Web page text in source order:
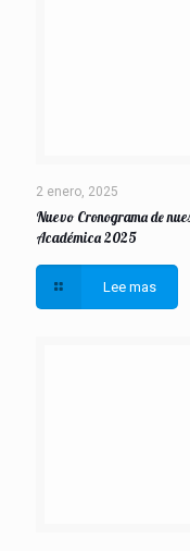
2 enero, 2025
Nuevo Cronograma de
Académica 2025
Lee mas